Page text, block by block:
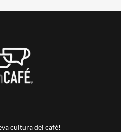
cultura del café!